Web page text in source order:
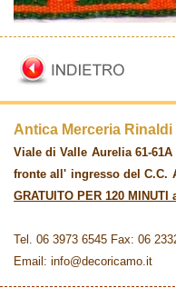
Antica Merceria
Viale di Valle Aurelia 61-
fronte all' ingresso del C.C.
GRATUITO PER 120
Tel. 06 3973 6545 Fax: 06
Email: info@decoricamo.it